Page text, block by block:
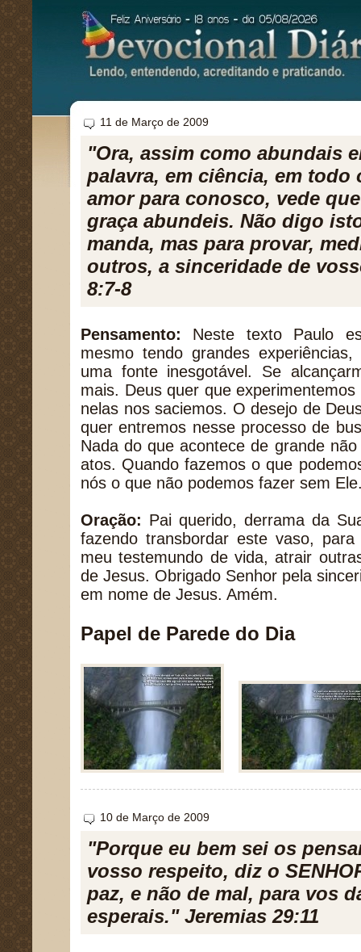
11 de Março de 2009
"Ora, assim como abundais
palavra, em ciência, em todo
amor para conosco, vede
graça abundeis. Não digo
manda, mas para provar,
outros, a sinceridade de
8:7-8
Pensamento: Neste texto Paulo
mesmo tendo grandes
uma fonte inesgotável. Se
mais. Deus quer que
nelas nos saciemos. O desejo de
quer entremos nesse processo de
Nada do que acontece de grande
atos. Quando fazemos o que
nós o que não podemos fazer sem
Oração: Pai querido, derrama da
fazendo transbordar este vaso,
meu testemundo de vida, atrair
de Jesus. Obrigado Senhor pela
em nome de Jesus. Amém.
Papel de Parede do Dia
10 de Março de 2009
"Porque eu bem sei os
vosso respeito, diz o
paz, e não de mal, para vos
esperais." Jeremias 29:11